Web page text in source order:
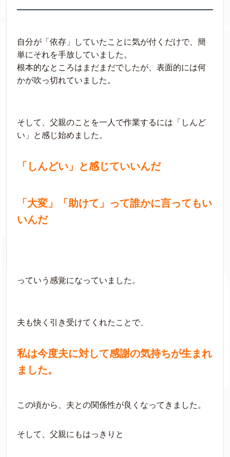
自分が「依存」していたことに気が付くだけで、簡
単にそれを手放していました。
根本的なところはまだまだでしたが、表面的には何
かが吹っ切れていました。
そして、父親のことを一人で作業するには「しんど
い」と感じ始めました。
「しんどい」と感じていいんだ
「大変」「助けて」って誰かに言ってもい
いんだ
っていう感覚になっていました。
夫も快く引き受けてくれたことで、
私は今度夫に対して感謝の気持ちが生まれ
ました。
この頃から、夫との関係性が良くなってきました。
そして、父親にもはっきりと